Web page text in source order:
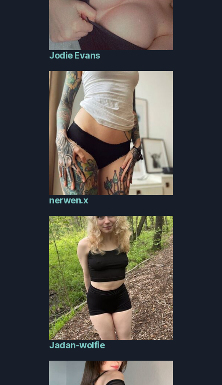
Jodie Evans
nerwen.x
Jadan-wolfie